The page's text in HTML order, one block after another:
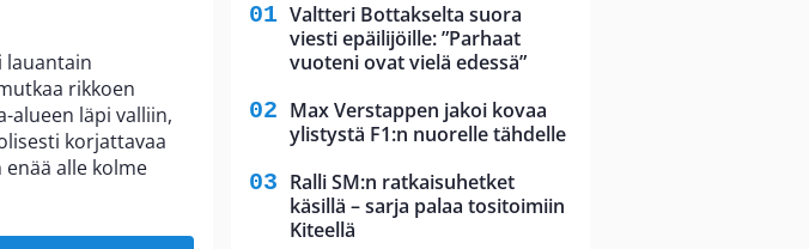
lauantain
rikkoen
alueen läpi valliin,
korjattavaa
alle kolme
Valtteri Bottakselta suora
viesti epäilijöille: ”Parhaat
vuoteni ovat vielä edessä”
Max Verstappen jakoi kovaa
ylistystä F1:n nuorelle tähdelle
Ralli SM:n ratkaisuhetket
käsillä – sarja palaa tositoimiin
Kiteellä